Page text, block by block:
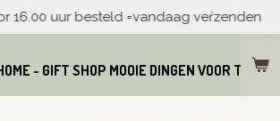
- GIFT SHOP MOOIE DINGEN VOOR THUIS
16.00 uur besteld =vandaag veŕzenden